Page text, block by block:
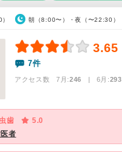
朝（8:00〜）・夜（〜22:30）
3.65
7件
アクセス数 7月:246 | 6月:293
虫歯
5.0
者